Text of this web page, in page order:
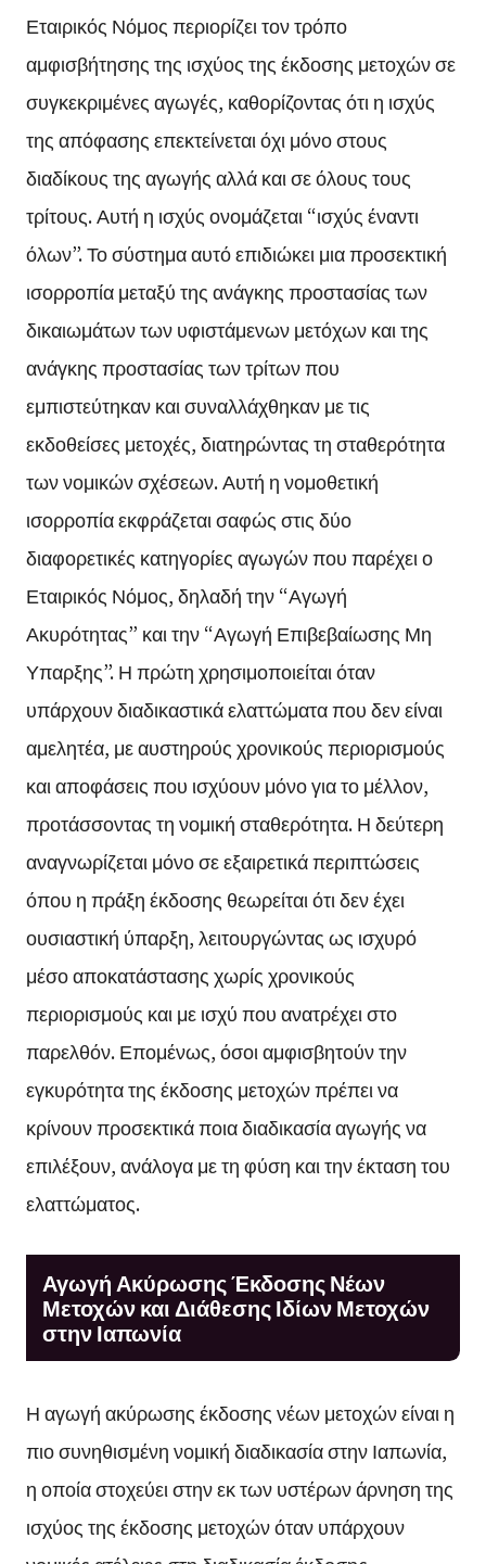
Εταιρικός Νόμος περιορίζει τον τρόπο
αμφισβήτησης της ισχύος της έκδοσης μετοχών σε
συγκεκριμένες αγωγές, καθορίζοντας ότι η ισχύς
της απόφασης επεκτείνεται όχι μόνο στους
διαδίκους της αγωγής αλλά και σε όλους τους
τρίτους. Αυτή η ισχύς ονομάζεται “ισχύς έναντι
όλων”. Το σύστημα αυτό επιδιώκει μια προσεκτική
ισορροπία μεταξύ της ανάγκης προστασίας των
δικαιωμάτων των υφιστάμενων μετόχων και της
ανάγκης προστασίας των τρίτων που
εμπιστεύτηκαν και συναλλάχθηκαν με τις
εκδοθείσες μετοχές, διατηρώντας τη σταθερότητα
των νομικών σχέσεων. Αυτή η νομοθετική
ισορροπία εκφράζεται σαφώς στις δύο
διαφορετικές κατηγορίες αγωγών που παρέχει ο
Εταιρικός Νόμος, δηλαδή την “Αγωγή
Ακυρότητας” και την “Αγωγή Επιβεβαίωσης Μη
Υπαρξης”. Η πρώτη χρησιμοποιείται όταν
υπάρχουν διαδικαστικά ελαττώματα που δεν είναι
αμελητέα, με αυστηρούς χρονικούς περιορισμούς
και αποφάσεις που ισχύουν μόνο για το μέλλον,
προτάσσοντας τη νομική σταθερότητα. Η δεύτερη
αναγνωρίζεται μόνο σε εξαιρετικά περιπτώσεις
όπου η πράξη έκδοσης θεωρείται ότι δεν έχει
ουσιαστική ύπαρξη, λειτουργώντας ως ισχυρό
μέσο αποκατάστασης χωρίς χρονικούς
περιορισμούς και με ισχύ που ανατρέχει στο
παρελθόν. Επομένως, όσοι αμφισβητούν την
εγκυρότητα της έκδοσης μετοχών πρέπει να
κρίνουν προσεκτικά ποια διαδικασία αγωγής να
επιλέξουν, ανάλογα με τη φύση και την έκταση του
ελαττώματος.
Αγωγή Ακύρωσης Έκδοσης Νέων
Μετοχών και Διάθεσης Ιδίων Μετοχών
στην Ιαπωνία
Η αγωγή ακύρωσης έκδοσης νέων μετοχών είναι η
πιο συνηθισμένη νομική διαδικασία στην Ιαπωνία,
η οποία στοχεύει στην εκ των υστέρων άρνηση της
ισχύος της έκδοσης μετοχών όταν υπάρχουν